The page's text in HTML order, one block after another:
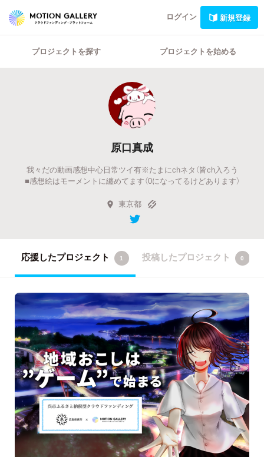
ログイン 新規登録
プロジェクトを探す プロジェクトを始める
原口真成
我々だの動画感想中心日常ツイ有※たまにchネタ（皆ch入ろう
■感想絵はモーメントに纏めてます（0になってるけどあります）
東京都
応援したプロジェクト 1 投稿したプロジェクト 0